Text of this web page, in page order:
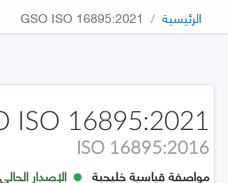
الرئيسية GSO ISO 16895:2021
ISO 16895:2021
ISO 16895:2016
مواصفة قياسية خليجية
الإصدار الحالي